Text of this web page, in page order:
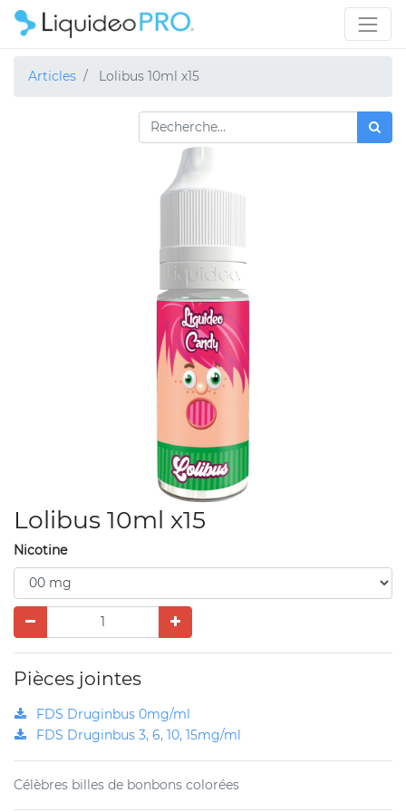
Articles Lolibus 10ml x15
Lolibus 10ml x15
Nicotine
Pièces jointes
FDS Druginbus 0mg/ml
FDS Druginbus 3, 6, 10, 15mg/ml
Célèbres billes de bonbons colorées